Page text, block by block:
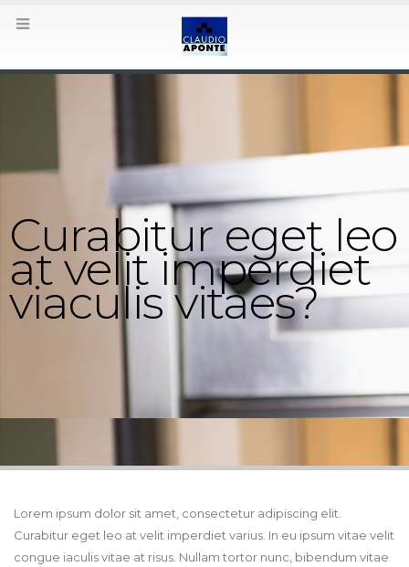
Curabitur eget leo
at velit imperdiet
viaculis vitaes?
Lorem ipsum dolor sit amet, consectetur adipiscing elit.
Curabitur eget leo at velit imperdiet varius. In eu ipsum vitae velit
congue iaculis vitae at risus. Nullam tortor nunc, bibendum vitae